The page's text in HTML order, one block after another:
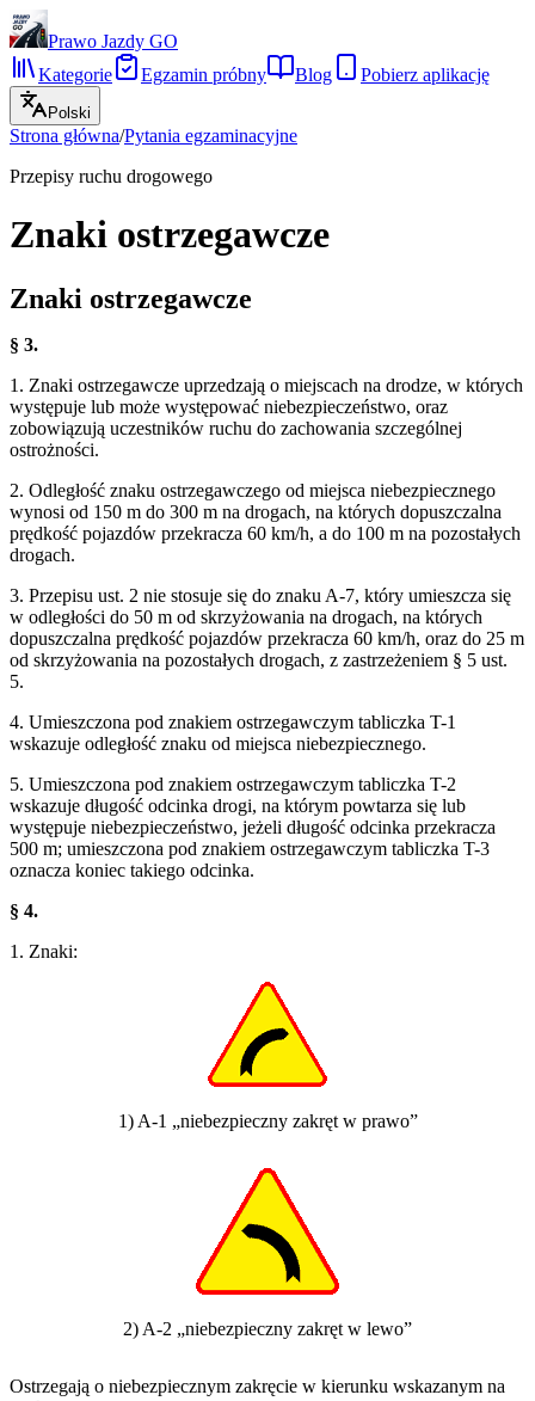
Prawo Jazdy GO
Kategorie
Egzamin próbny Blog Pobierz aplikację
Polski
Strona główna/Pytania egzaminacyjne
Przepisy ruchu drogowego
Znaki ostrzegawcze
Znaki ostrzegawcze
§ 3.
1. Znaki ostrzegawcze uprzedzają o miejscach na drodze, w których
występuje lub może występować niebezpieczeństwo, oraz
zobowiązują uczestników ruchu do zachowania szczególnej
ostrożności.
2. Odległość znaku ostrzegawczego od miejsca niebezpiecznego
wynosi od 150 m do 300 m na drogach, na których dopuszczalna
prędkość pojazdów przekracza 60 km/h, a do 100 m na pozostałych
drogach.
3. Przepisu ust. 2 nie stosuje się do znaku A-7, który umieszcza się
w odległości do 50 m od skrzyżowania na drogach, na których
dopuszczalna prędkość pojazdów przekracza 60 km/h, oraz do 25 m
od skrzyżowania na pozostałych drogach, z zastrzeżeniem § 5 ust.
5.
4. Umieszczona pod znakiem ostrzegawczym tabliczka T-1
wskazuje odległość znaku od miejsca niebezpiecznego.
5. Umieszczona pod znakiem ostrzegawczym tabliczka T-2
wskazuje długość odcinka drogi, na którym powtarza się lub
występuje niebezpieczeństwo, jeżeli długość odcinka przekracza
500 m; umieszczona pod znakiem ostrzegawczym tabliczka T-3
oznacza koniec takiego odcinka.
§ 4.
1. Znaki:
1) A-1 „niebezpieczny zakręt w prawo”
2) A-2 „niebezpieczny zakręt w lewo”
Ostrzegają o niebezpiecznym zakręcie w kierunku wskazanym na